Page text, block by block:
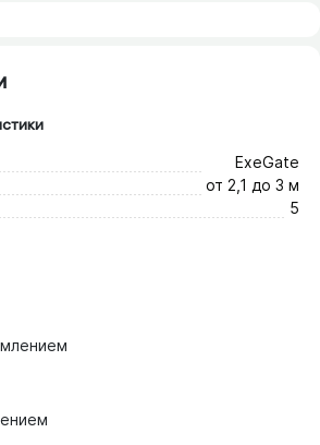
ExeGate
от 2,1 до 3 м
5